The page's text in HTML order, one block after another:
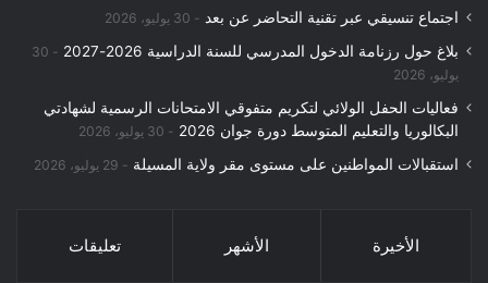
اجتماع تنسيقي عبر تقنية التحاضر عن بعد 30 يوليو، 2026
بلاغ حول رزنامة الدخول المدرسي للسنة الدراسية 2026-2027
30
يوليو، 2026
فعاليات الحفل الولائي لتكريم متفوقي الامتحانات الرسمية لشهادتي
البكالوريا والتعليم المتوسط دورة جوان 2026
30 يوليو، 2026
استقبالات المواطنين على مستوى مقر ولاية المسيلة 29 يوليو، 2026
الأخيرة الأشهر تعليقات